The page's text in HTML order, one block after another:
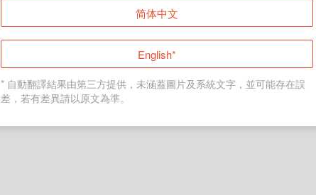
返回首頁
简体中文
English*
* 自動翻譯結果由第三方提供，未涵蓋圖片及系統文字，並可能存在誤
差，若有差異請以原文為準。